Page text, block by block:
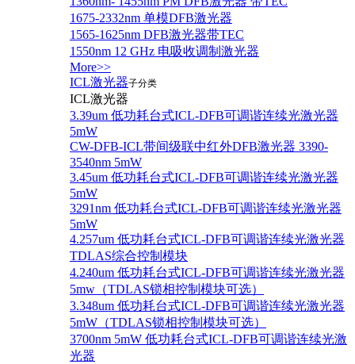
1675-2332nm 单模DFB激光器
1565-1625nm DFB激光器带TEC
1550nm 12 GHz 电吸收调制激光器
More>>
ICL激光器子分类
ICL激光器
3.39um 低功耗台式ICL-DFB可调谐连续光激光器
5mW
CW-DFB-ICL带间级联中红外DFB激光器 3390-
3540nm 5mW
3.45um 低功耗台式ICL-DFB可调谐连续光激光器
5mW
3291nm 低功耗台式ICL-DFB可调谐连续光激光器
5mW
4.257um 低功耗台式ICL-DFB可调谐连续光激光器
TDLAS综合控制模块
4.240um 低功耗台式ICL-DFB可调谐连续光激光器
5mw（TDLAS锁相控制模块可选）
3.348um 低功耗台式ICL-DFB可调谐连续光激光器
5mW（TDLAS锁相控制模块可选）
3700nm 5mW 低功耗台式ICL-DFB可调谐连续光激
光器